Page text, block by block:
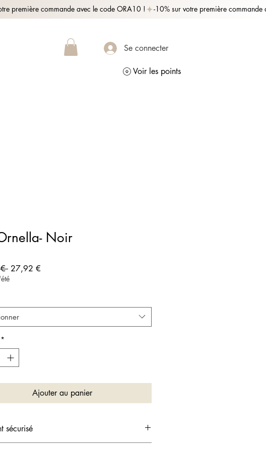
Se connecter
Voir les points
Noir
€ Prix original
27,92 €
*
Ajouter au panier
sécurisé